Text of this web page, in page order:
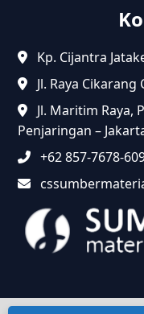
Kp. Cijantra
Jl. Raya Cikarang
Jl. Maritim Raya,
Penjaringan –
+62 857-7678-
@2024